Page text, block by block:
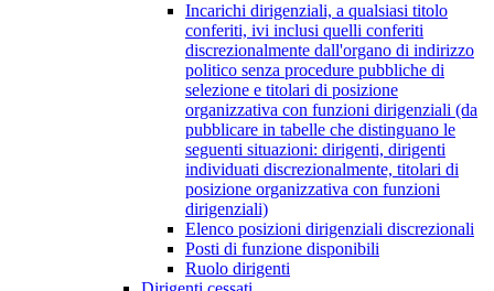
Incarichi dirigenziali, a qualsiasi titolo
conferiti, ivi inclusi quelli conferiti
discrezionalmente dall'organo di indirizzo
politico senza procedure pubbliche di
selezione e titolari di posizione
organizzativa con funzioni dirigenziali (da
pubblicare in tabelle che distinguano le
seguenti situazioni: dirigenti, dirigenti
individuati discrezionalmente, titolari di
posizione organizzativa con funzioni
dirigenziali)
Elenco posizioni dirigenziali discrezionali
Posti di funzione disponibili
Ruolo dirigenti